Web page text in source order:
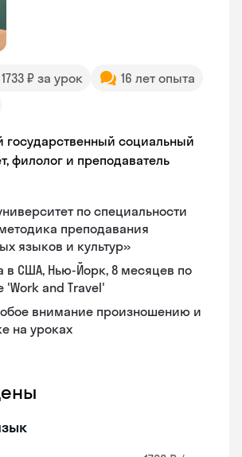
₽ за урок
16 лет опыта
государственный социальный
филолог и преподаватель
по специальности
преподавания
языков и культур»
в США, Нью-Йорк, 8 месяцев по
and Travel'
внимание произношению и
на уроках